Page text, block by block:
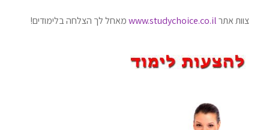
צוות אתרwww.studychoice.co.ilמאחל לך הצלחה בלימודים!